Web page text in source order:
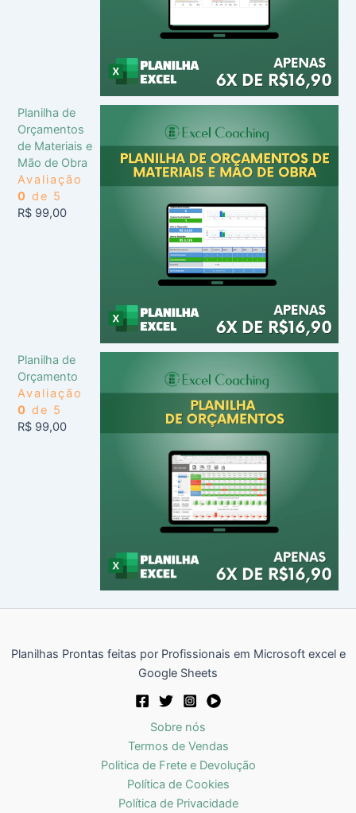
Planilha de
Orçamentos
de Materiais e
Mão de Obra
Avaliação
0 de 5
R$ 99,00
Planilha de
Orçamento
Avaliação
0 de 5
R$ 99,00
Planilhas Prontas feitas por Profissionais em Microsoft excel e
Google Sheets
Sobre nós
Termos de Vendas
Politica de Frete e Devolução
Política de Cookies
Política de Privacidade